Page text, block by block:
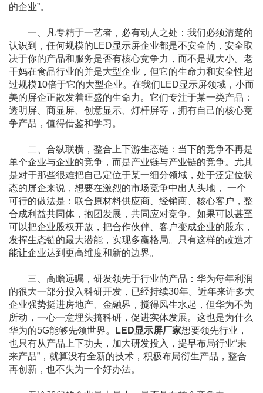
的企业”。
一、凡专精于一艺者，必有动人之处：我们必须清楚的
认识到，任何规模的LED显示屏企业都是不安全的，安全取
决于你的产品和服务是否有核心竞争力，而不是规大小。老
干妈在食品行业的并是大型企业，但它的生命力和安全性超
过规模10倍于它的大型企业。在我们LED显示屏领域，小而
美的屏企正散发着旺盛的生命力。它们专注于某一类产品：
透明屏、商显屏、创意显示、灯杆屏等，拥有自己的核心竞
争产品，值得借鉴和学习。
二、合纵联横，整合上下游生态链：当下的竞争不再是
单个企业与企业的竞争，而是产业链与产业链的竞争。尤其
是对于那些很难把自己定位于某一细分领域，处于泛定位状
态的屏企来说，想要在激烈的市场竞争中出人头地， 一个
可行的做法是：联合原材料供应商、经销商、核心客户，整
合成利益共同体，抱团发展，共同应对竞争。如果可以甚至
可以把企业股权开放，把合作伙伴、客户变成企业的股东，
发挥生态链的最大潜能，实现多赢格局。只有这样的改造才
能让企业达到更高维度和新的边界。
三、高瞻远瞩，研发领先于行业的产品：华为每年利润
的很大一部分投入科研开发，已经持续30年。近年来许多大
企业强势挺进房地产、金融界，搅得风生水起，但华为不为
所动，一心一意埋头搞科研，促进实体发展。这也是为什么
华为的5G能够先领世界。
LED显示屏厂家想要领先行业，
也只有从产品上下功夫，加大研发投入，提早布局行业“未
来产品”，就算没有全新的技术，积极布局衍生产品，整合
再创新，也不失为一个好办法。